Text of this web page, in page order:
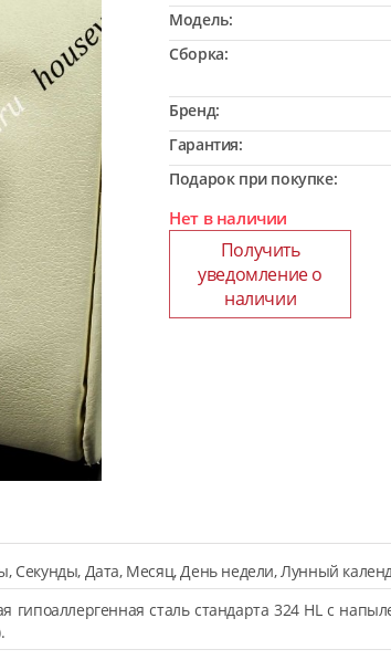
Модель:
Сборка:
Бренд:
Гарантия:
Подарок при покупке:
Нет в наличии
Получить
уведомление о
наличии
Cекунды, Дата, Месяц, День недели, Лунный
гипоаллергенная сталь стандарта 324 HL с